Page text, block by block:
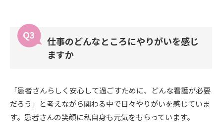
仕事のどんなところにやりがいを感じ
ますか
「患者さんらしく安心して過ごすために、どんな看護が必要
だろう」と考えながら関わる中で日々やりがいを感じていま
す。患者さんの笑顔に私自身も元気をもらっています。